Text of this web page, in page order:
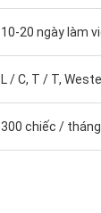
10-20 ngày làm
L / C, T / T,
300 chiếc / tháng